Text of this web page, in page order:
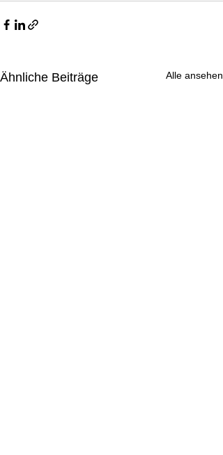
Ähnliche Beiträge Alle ansehen